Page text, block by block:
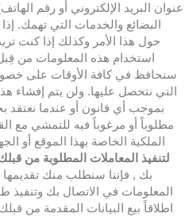
عنوان البريد الإلكتروني أو رقم
البضائع والخدمات التي تهمك.
حول هذا الأمر وكذلك إذا كنت
استخدام هذه المعلومات من
سنحافظ في كافة الأوقات على
التي نتحصل عليها. ولن يتم إفشاء
بموجب أي قانون أو عندما نعتقد
مطلوباً أو مرغوباً فيه للتمشي مع
الملكية الخاصة بهذا الموقع أو
لتنفيذ المعاملات المطلوبة من
بك , فإننا سنطلب منك
المعلومات في الاتصال بك وتنفيذ
اطلاقاً بيع البيانات المقدمة من